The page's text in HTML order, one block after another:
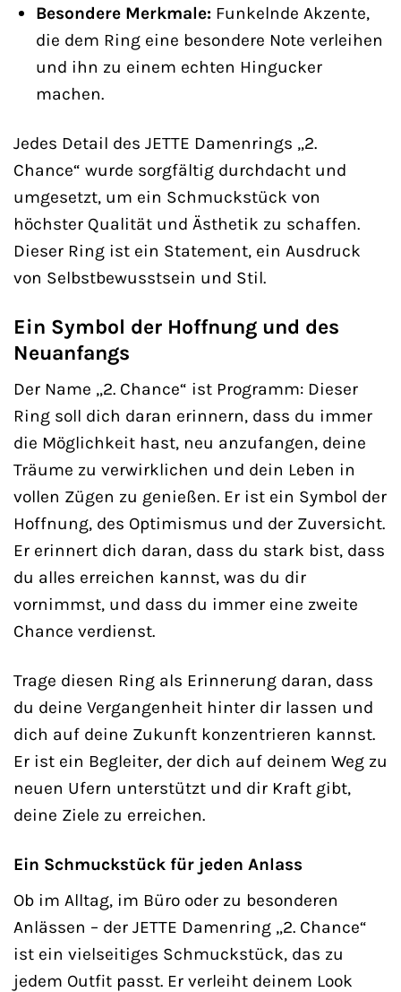
Besondere Merkmale:Funkelnde Akzente,
die dem Ring eine besondere Note verleihen
und ihn zu einem echten Hingucker
machen.
Jedes Detail des JETTE Damenrings „2.
Chance“ wurde sorgfältig durchdacht und
umgesetzt, um ein Schmuckstück von
höchster Qualität und Ästhetik zu schaffen.
Dieser Ring ist ein Statement, ein Ausdruck
von Selbstbewusstsein und Stil.
Ein Symbol der Hoffnung und des
Neuanfangs
Der Name „2. Chance“ ist Programm: Dieser
Ring soll dich daran erinnern, dass du immer
die Möglichkeit hast, neu anzufangen, deine
Träume zu verwirklichen und dein Leben in
vollen Zügen zu genießen. Er ist ein Symbol der
Hoffnung, des Optimismus und der Zuversicht.
Er erinnert dich daran, dass du stark bist, dass
du alles erreichen kannst, was du dir
vornimmst, und dass du immer eine zweite
Chance verdienst.
Trage diesen Ring als Erinnerung daran, dass
du deine Vergangenheit hinter dir lassen und
dich auf deine Zukunft konzentrieren kannst.
Er ist ein Begleiter, der dich auf deinem Weg zu
neuen Ufern unterstützt und dir Kraft gibt,
deine Ziele zu erreichen.
Ein Schmuckstück für jeden Anlass
Ob im Alltag, im Büro oder zu besonderen
Anlässen – der JETTE Damenring „2. Chance“
ist ein vielseitiges Schmuckstück, das zu
jedem Outfit passt. Er verleiht deinem Look